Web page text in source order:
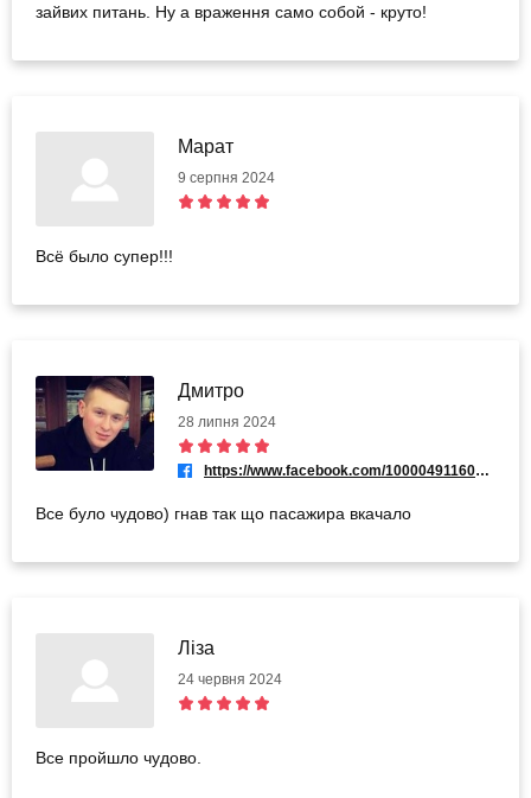
зайвих питань. Ну а враження само собой - круто!
Марат
9 серпня 2024
Всё было супер!!!
Дмитро
28 липня 2024
https://www.facebook.com/100004911607355
Все було чудово) гнав так що пасажира вкачало
Ліза
24 червня 2024
Все пройшло чудово.